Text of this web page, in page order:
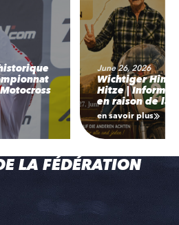
June 26, 2026
Wichtiger
Hitze |
en raison de la
en savoir plus
LA FÉDÉRATION